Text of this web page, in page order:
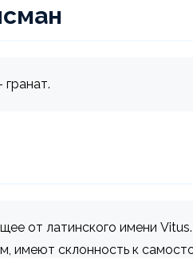
гранат.
от латинского имени
имеют склонность к